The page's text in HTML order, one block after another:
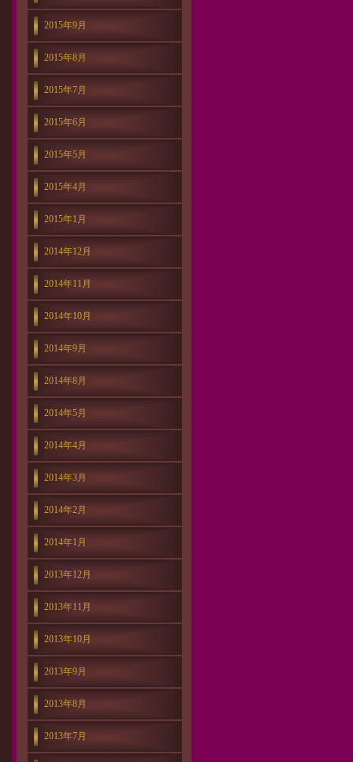
2015年9月
2015年8月
2015年7月
2015年6月
2015年5月
2015年4月
2015年1月
2014年12月
2014年11月
2014年10月
2014年9月
2014年8月
2014年5月
2014年4月
2014年3月
2014年2月
2014年1月
2013年12月
2013年11月
2013年10月
2013年9月
2013年8月
2013年7月